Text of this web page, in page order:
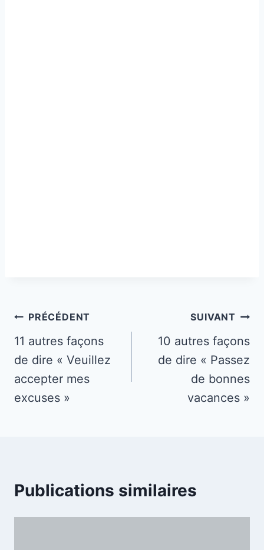
Navigation
de
l’article
PRÉCÉDENT
11 autres façons
de dire « Veuillez
accepter mes
excuses »
SUIVANT
10 autres façons
de dire « Passez
de bonnes
vacances »
Publications similaires